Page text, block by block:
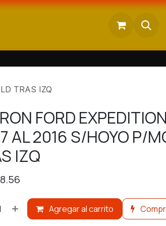
TRAS IZQ
FORD
AL 2016 S/HOYO P/
IZQ
Agregar al carrito